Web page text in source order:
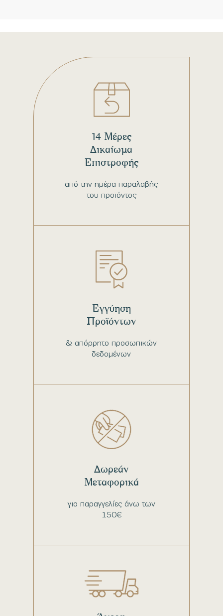
από την ημέρα παραλαβής
του προϊόντος
14 Μέρες
Δικαίωμα
Επιστροφής
& απόρρητο προσωπικών
δεδομένων
Εγγύηση
Προϊόντων
για παραγγελίες άνω των
150€
Δωρεάν
Μεταφορικά